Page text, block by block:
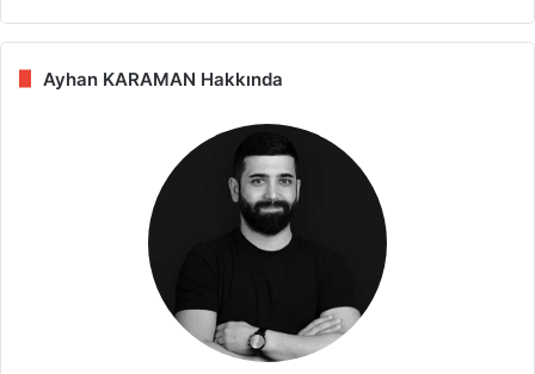
Ayhan KARAMAN Hakkında